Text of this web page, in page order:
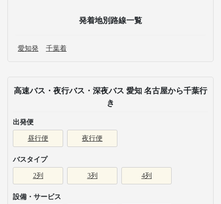
発着地別路線一覧
愛知発 千葉着
高速バス・夜行バス・深夜バス 愛知 名古屋から千葉行
き
出発便
昼行便 夜行便
バスタイプ
2列 3列 4列
設備・サービス